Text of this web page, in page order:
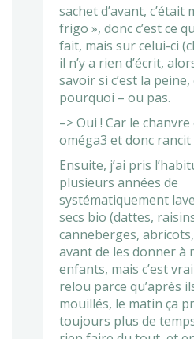
sachet d’avant, c’était
frigo », donc c’est ce
fait, mais sur celui-ci
il n’y a rien d’écrit,
savoir si c’est la peine,
pourquoi – ou pas.
–> Oui ! Car le
oméga3 et donc
Ensuite, j’ai pris
plusieurs années de
systématiquement
secs bio (dattes,
canneberges,
avant de les donner à
enfants, mais c’est
relou parce qu’après
mouillés, le matin ça
toujours plus de